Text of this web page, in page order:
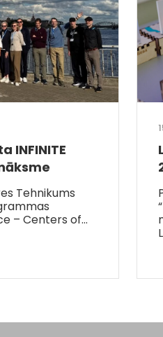
INFINITE
Tehnikums
– Centers of…